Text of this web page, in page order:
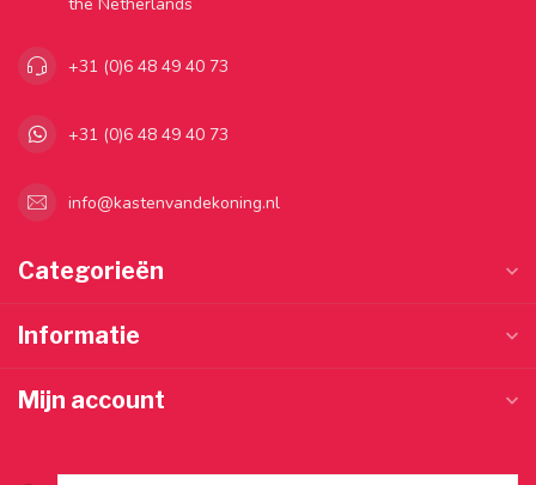
+31 (0)6 48 49 40 73
+31 (0)6 48 49 40 73
info@kastenvandekoning.nl
Categorieën
Informatie
Mijn account